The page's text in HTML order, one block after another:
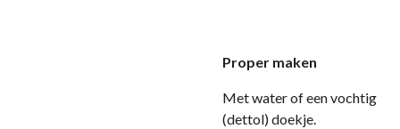
Proper maken
Met water of een vochtig
(dettol) doekje.